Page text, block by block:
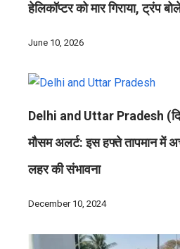
हेलिकॉप्टर को मार गिराया, ट्रंप
June 10, 2026
Delhi and Uttar Pradesh
मौसम अलर्ट: इस हफ्ते तापमान में
लहर की संभावना
December 10, 2024